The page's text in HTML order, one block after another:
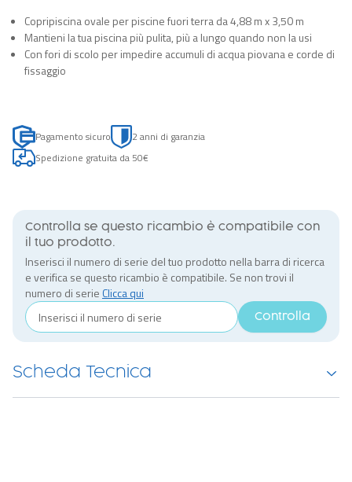
Copripiscina ovale per piscine fuori terra da 4,88 m x 3,50 m
Mantieni la tua piscina più pulita, più a lungo quando non la usi
Con fori di scolo per impedire accumuli di acqua piovana e corde di
fissaggio
Pagamento sicuro
2 anni di garanzia
Spedizione gratuita da 50€
Controlla se questo ricambio è compatibile con
il tuo prodotto.
Inserisci il numero di serie del tuo prodotto nella barra di ricerca
e verifica se questo ricambio è compatibile. Se non trovi il
numero di serie Clicca qui
Controlla
Scheda Tecnica